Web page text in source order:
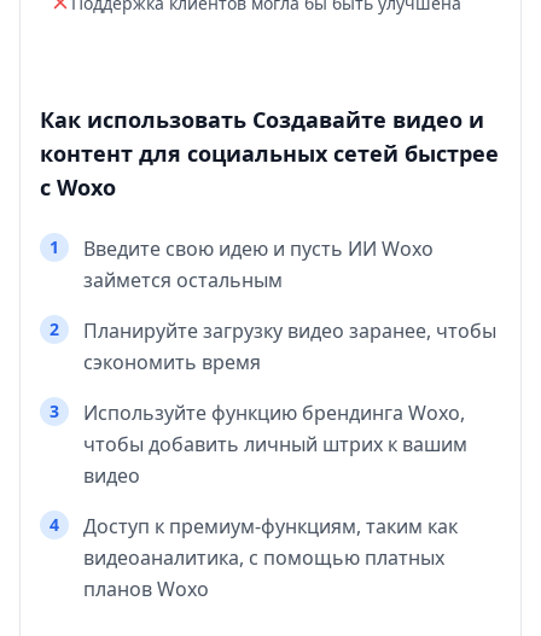
Как использовать Создавайте видео и
контент для социальных сетей быстрее
с Woxo
1
Введите свою идею и пусть ИИ Woxo
займется остальным
2
Планируйте загрузку видео заранее, чтобы
сэкономить время
3
Используйте функцию брендинга Woxo,
чтобы добавить личный штрих к вашим
видео
4
Доступ к премиум-функциям, таким как
видеоаналитика, с помощью платных
планов Woxo